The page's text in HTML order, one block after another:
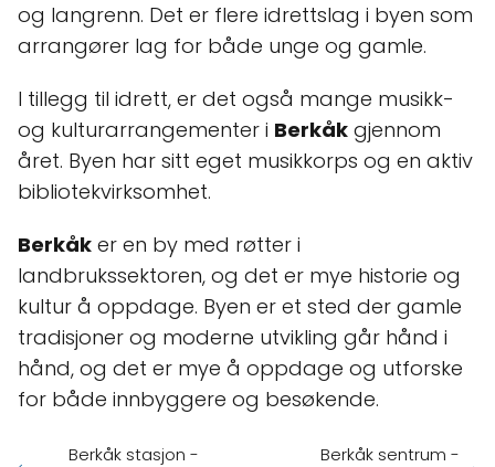
og langrenn. Det er flere idrettslag i byen som
arrangører lag for både unge og gamle.
I tillegg til idrett, er det også mange musikk-
og kulturarrangementer i Berkåk gjennom
året. Byen har sitt eget musikkorps og en aktiv
bibliotekvirksomhet.
Berkåk er en by med røtter i
landbrukssektoren, og det er mye historie og
kultur å oppdage. Byen er et sted der gamle
tradisjoner og moderne utvikling går hånd i
hånd, og det er mye å oppdage og utforske
for både innbyggere og besøkende.
Berkåk stasjon -
Berkåk sentrum -